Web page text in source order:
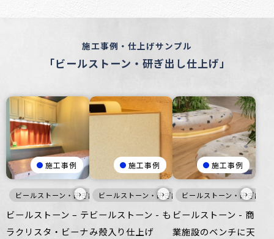
施工事例・仕上げサンプル
「ビールストーン・研ぎ出し仕上げ」
施工事例
ビールストーン・研ぎ出し仕上げ 灰 寒色 家具・什器
›
ビールストーン – テ
ラクリスタ・ビーナ
施工事例
ビールストーン・研ぎ出し仕上げ 家具・什器
›
ビールストーン - も
み殻入り仕上げ
施工事例
ビールストーン・研ぎ出し
›
ビールストーン - 商
業施設のベンチに天